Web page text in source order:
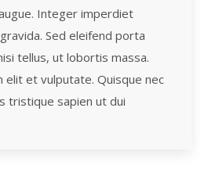
Integer imperdiet
Sed eleifend porta
tellus, ut lobortis massa.
elit et vulputate. Quisque nec
tristique sapien ut dui